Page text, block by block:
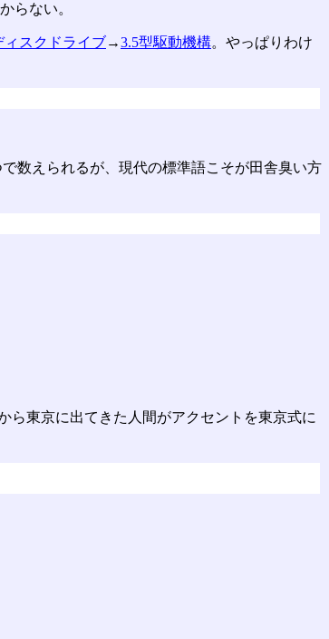
らない。
ィスクドライブ→3.5型駆動機構。やっぱりわけ
数えられるが、現代の標準語こそが田舎臭い方
ら東京に出てきた人間がアクセントを東京式に